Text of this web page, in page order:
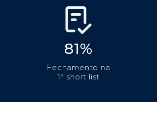
81%
Fechamento na
1ª short list